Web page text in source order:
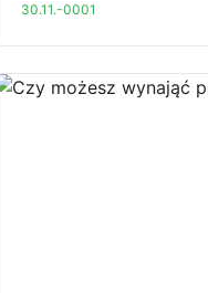
30.11.-0001